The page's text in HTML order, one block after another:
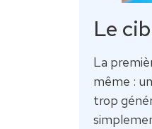
Le
La
même : un
trop